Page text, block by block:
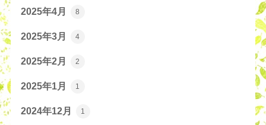
2025年4月 8
2025年3月 4
2025年2月 2
2025年1月 1
2024年12月 1